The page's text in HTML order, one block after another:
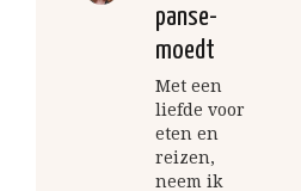
panse-
moedt
Met een
liefde voor
eten en
reizen,
neem ik